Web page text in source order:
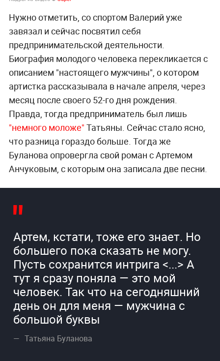
Нужно отметить, со спортом Валерий уже
завязал и сейчас посвятил себя
предпринимательской деятельности.
Биография молодого человека перекликается с
описанием "настоящего мужчины", о котором
артистка рассказывала в начале апреля, через
месяц после своего 52-го дня рождения.
Правда, тогда предприниматель был лишь
"немного моложе" Татьяны. Сейчас стало ясно,
что разница гораздо больше. Тогда же
Буланова опровергла свой роман с Артемом
Анчуковым, с которым она записала две песни.
Артем, кстати, тоже его знает. Но
большего пока сказать не могу.
Пусть сохранится интрига <...> А
тут я сразу поняла — это мой
человек. Так что на сегодняшний
день он для меня — мужчина с
большой буквы
Татьяна Буланова